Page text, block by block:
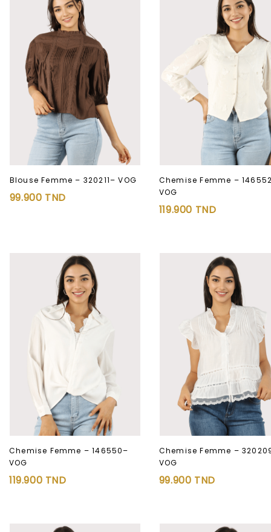
Blouse Femme – 320211– VOG
99.900 TND
Chemise Femme –
VOG
119.900 TND
Chemise Femme – 146550–
VOG
119.900 TND
Chemise Femme –
VOG
99.900 TND